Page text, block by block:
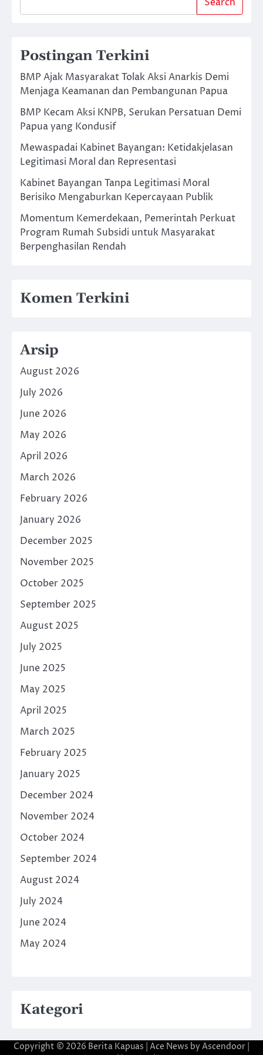
Search
Postingan Terkini
BMP Ajak Masyarakat Tolak Aksi Anarkis Demi
Menjaga Keamanan dan Pembangunan Papua
BMP Kecam Aksi KNPB, Serukan Persatuan Demi
Papua yang Kondusif
Mewaspadai Kabinet Bayangan: Ketidakjelasan
Legitimasi Moral dan Representasi
Kabinet Bayangan Tanpa Legitimasi Moral
Berisiko Mengaburkan Kepercayaan Publik
Momentum Kemerdekaan, Pemerintah Perkuat
Program Rumah Subsidi untuk Masyarakat
Berpenghasilan Rendah
Komen Terkini
Arsip
August 2026
July 2026
June 2026
May 2026
April 2026
March 2026
February 2026
January 2026
December 2025
November 2025
October 2025
September 2025
August 2025
July 2025
June 2025
May 2025
April 2025
March 2025
February 2025
January 2025
December 2024
November 2024
October 2024
September 2024
August 2024
July 2024
June 2024
May 2024
Kategori
Copyright © 2026 Berita Kapuas | Ace News by Ascendoor